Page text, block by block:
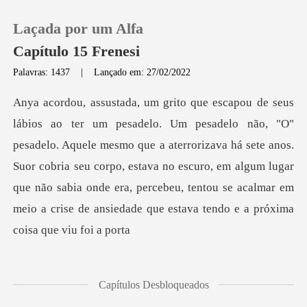
0
Loja
Laçada por um Alfa
Capítulo 15 Frenesi
Palavras: 1437 |Lançado em: 27/02/2022
le mesmo que a aterrorizava há sete anos.
Suor cobria seu corpo, estava no escuro, em algum lugar
que não sabia onde
Capítulos Desbloqueados